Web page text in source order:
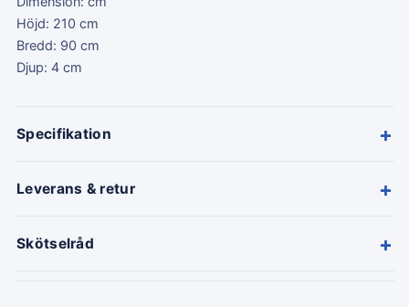
Höjd: 210 cm
Bredd: 90 cm
Djup: 4 cm
Specifikation +
Leverans & retur +
Skötselråd +